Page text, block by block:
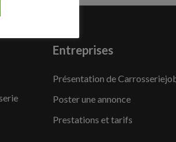
Entreprises
Présentation de
Poster une annonce
Prestations et tarifs